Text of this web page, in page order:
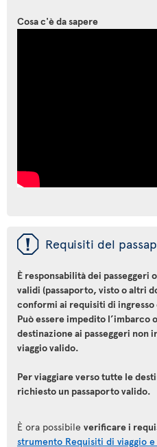
Cosa c'è da sapere
ü Requisiti del
È responsabilità dei
validi (passaporto, visto o altri
conformi ai requisiti di
Può essere impedito l’imbarco
destinazione ai passeggeri non
viaggio valido.
Per viaggiare verso tutte le
richiesto un passaporto valido.
È ora possibile verificare i
strumento Requisiti di viaggio